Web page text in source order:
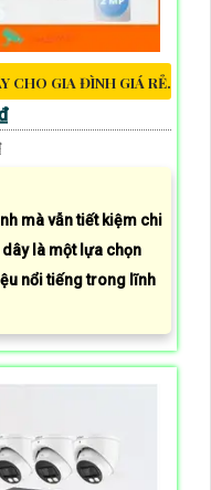
CHO GIA ĐÌNH GIÁ RẺ.
mà vẫn tiết kiệm chi
là một lựa chọn
nổi tiếng trong lĩnh